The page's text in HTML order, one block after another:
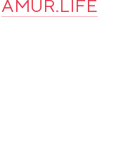
AMUR.LIFE